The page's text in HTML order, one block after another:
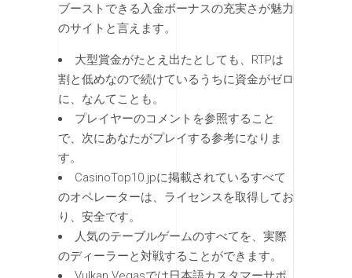
ブーストできる入金ボーナスの充実さが魅力
のサイトと言えます。
大型賞金がたとえ出たとしても、RTPは
割と低めなので続けているうちに資金がゼロ
に、なんてことも。
プレイヤーのコメントを参照すること
で、次にあなたがプレイする参考になりま
す。
CasinoTop10.jpに掲載されているすべて
のオペレーターは、ライセンスを取得してお
り、安全です。
人気のテーブルゲームのすべてを、実際
のディーラーと対戦することができます。